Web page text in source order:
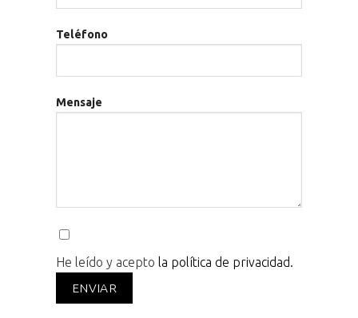
Teléfono
Mensaje
He leído y acepto la política de privacidad.